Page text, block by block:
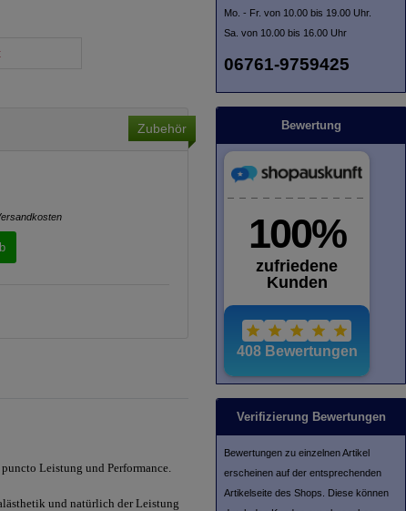
Zubehör
Leistung und Performance.
und natürlich der Leistung
Mo. - Fr. von 10.00 bis 19.00 Uhr.
Sa. von 10.00 bis 16.00 Uhr
06761-9759425
Bewertung
Verifizierung Bewertungen
Bewertungen zu einzelnen Artikel
erscheinen auf der entsprechenden
Artikelseite des Shops. Diese können